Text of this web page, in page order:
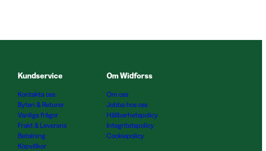
Kundservice
Kontakta oss
Byten & Returer
Vanliga frågor
Frakt & Leverans
Betalning
Köpvillkor
Om Widforss
Om oss
Jobba hos oss
Hållbarhetspolicy
Integritetspolicy
Cookiepolicy